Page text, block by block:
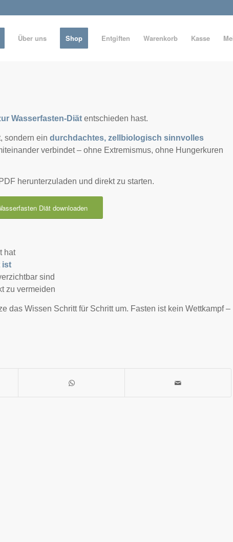
Über uns Shop Entgiften Warenkorb Kasse
Wasserfasten-Diät entschieden hast.
sondern ein durchdachtes, zellbiologisch sinnvolles
verbindet – ohne Extremismus, ohne Hungerkuren
herunterzuladen und direkt zu starten.
Diät downloaden
hat
ist
sind
zu vermeiden
das Wissen Schritt für Schritt um. Fasten ist kein Wettkampf –